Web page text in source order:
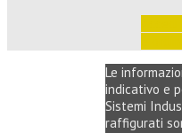
Le
indicativo e
Sistemi
raffigurati